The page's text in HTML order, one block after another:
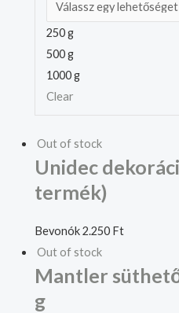
250 g
500 g
1000 g
Clear
Out of stock
Unidec
termék)
Bevonók2.250 Ft
Out of stock
Mantler
g